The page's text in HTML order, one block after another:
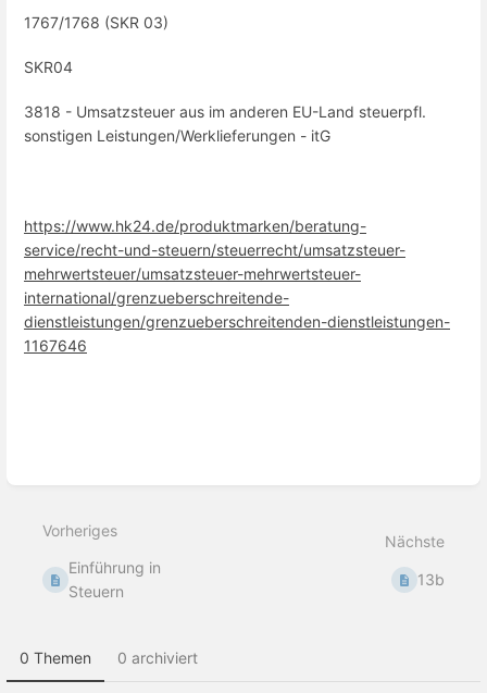
1767/1768 (SKR 03)
SKR04
3818 - Umsatzsteuer aus im anderen EU-Land steuerpfl.
sonstigen Leistungen/Werklieferungen - itG
https://www.hk24.de/produktmarken/beratung-
service/recht-und-steuern/steuerrecht/umsatzsteuer-
mehrwertsteuer/umsatzsteuer-mehrwertsteuer-
international/grenzueberschreitende-
dienstleistungen/grenzueberschreitenden-dienstleistungen-
1167646
Vorheriges
Einführung in
Steuern
Nächste
13b
0 Themen 0 archiviert